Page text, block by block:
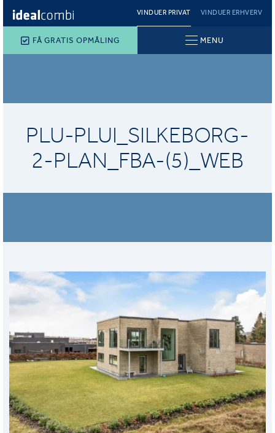
VINDUER PRIVAT VINDUER ERHVERV
FÅ GRATIS OPMÅLING MENU
PLU-PLUI_SILKEBORG-
2-PLAN_FBA-(5)_WEB